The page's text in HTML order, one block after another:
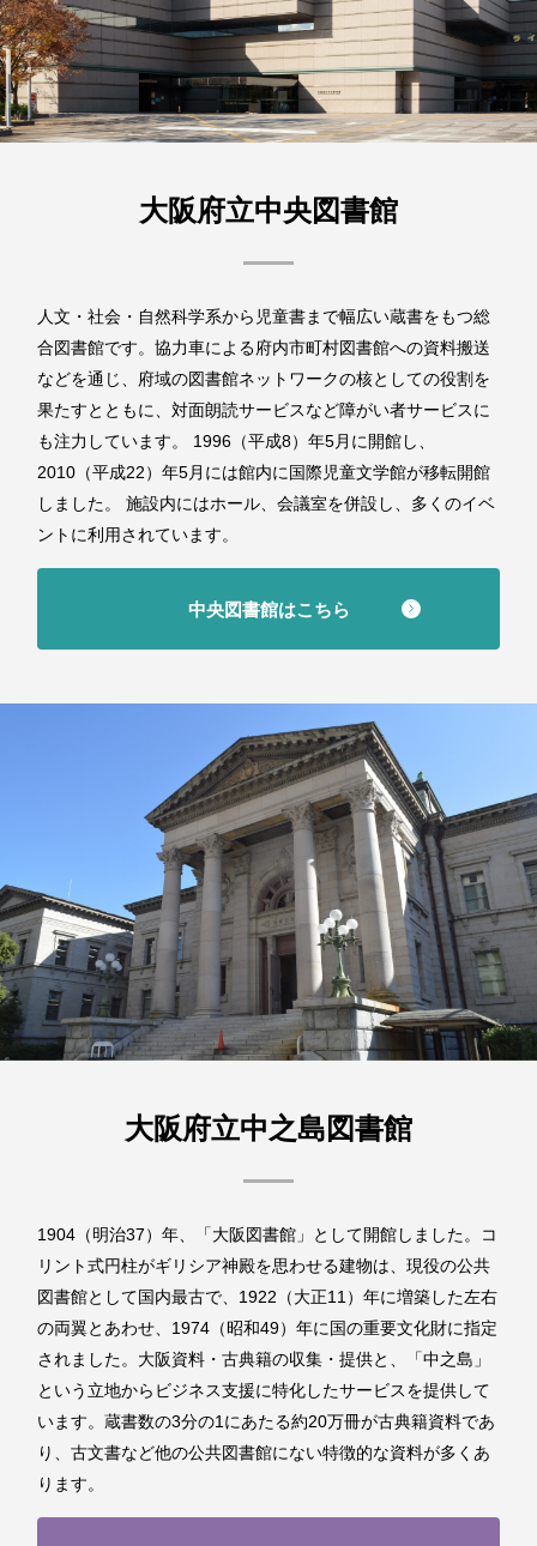
大阪府立中央図書館
人文・社会・自然科学系から児童書まで幅広い蔵書をもつ総
合図書館です。協力車による府内市町村図書館への資料搬送
などを通じ、府域の図書館ネットワークの核としての役割を
果たすとともに、対面朗読サービスなど障がい者サービスに
も注力しています。 1996（平成8）年5月に開館し、
2010（平成22）年5月には館内に国際児童文学館が移転開館
しました。 施設内にはホール、会議室を併設し、多くのイベ
ントに利用されています。
中央図書館はこちら
大阪府立中之島図書館
1904（明治37）年、「大阪図書館」として開館しました。コ
リント式円柱がギリシア神殿を思わせる建物は、現役の公共
図書館として国内最古で、1922（大正11）年に増築した左右
の両翼とあわせ、1974（昭和49）年に国の重要文化財に指定
されました。大阪資料・古典籍の収集・提供と、「中之島」
という立地からビジネス支援に特化したサービスを提供して
います。蔵書数の3分の1にあたる約20万冊が古典籍資料であ
り、古文書など他の公共図書館にない特徴的な資料が多くあ
ります。